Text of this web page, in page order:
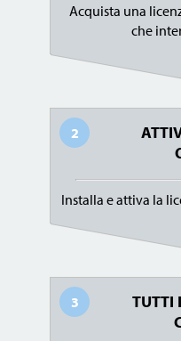
Acquista una
che
2
Installa e attiva la
3
TUTTI